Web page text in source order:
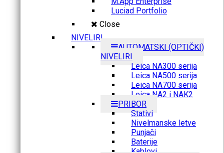
Luciad Portfolio
Close
NIVELIRI
AUTOMATSKI (OPTIČKI)
NIVELIRI
Leica NA300 serija
Leica NA500 serija
Leica NA700 serija
Leica NA2 i NAK2
PRIBOR
Stativi
Nivelmanske letve
Punjači
Baterije